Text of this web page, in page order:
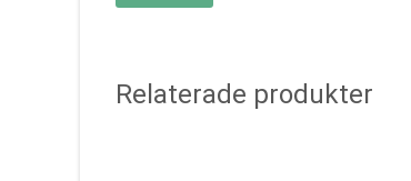
Relaterade produkter